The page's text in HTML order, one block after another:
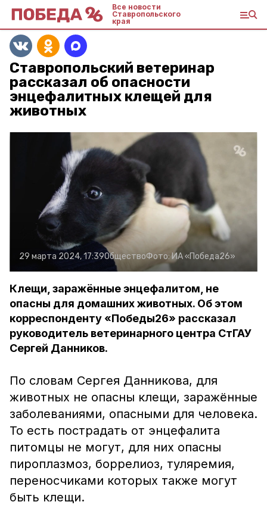
Все новости
Ставропольского
края
Ставропольский ветеринар
рассказал об опасности
энцефалитных клещей для
животных
29 марта 2024, 17:39ОбществоФото:ИА «Победа26»
Клещи, заражённые энцефалитом, не
опасны для домашних животных. Об этом
корреспонденту «Победы26» рассказал
руководитель ветеринарного центра СтГАУ
Сергей Данников.
По словам Сергея Данникова, для
животных не опасны клещи, заражённые
заболеваниями, опасными для человека.
То есть пострадать от энцефалита
питомцы не могут, для них опасны
пироплазмоз, боррелиоз, туляремия,
переносчиками которых также могут
быть клещи.